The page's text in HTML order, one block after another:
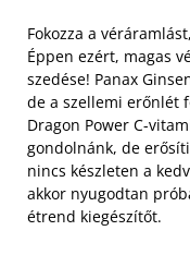
Fokozza a
Éppen ezért, magas
szedése! Panax
de a szellemi erőnlét
Dragon Power C-
gondolnánk, de
nincs készleten a
akkor nyugodtan
étrend kiegészítőt.